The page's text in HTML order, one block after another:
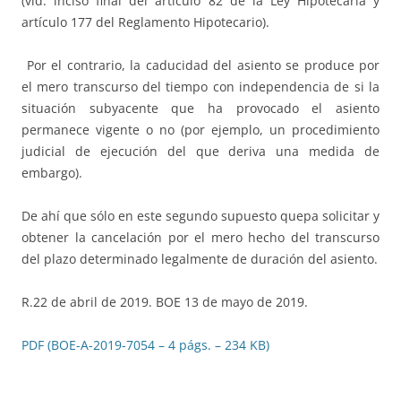
artículo 177 del Reglamento Hipotecario).
Por el contrario, la caducidad del asiento se produce por
el mero transcurso del tiempo con independencia de si la
situación subyacente que ha provocado el asiento
permanece vigente o no (por ejemplo, un procedimiento
judicial de ejecución del que deriva una medida de
embargo).
De ahí que sólo en este segundo supuesto quepa solicitar y
obtener la cancelación por el mero hecho del transcurso
del plazo determinado legalmente de duración del asiento.
R.22 de abril de 2019. BOE 13 de mayo de 2019.
PDF (BOE-A-2019-7054 – 4 págs. – 234 KB)